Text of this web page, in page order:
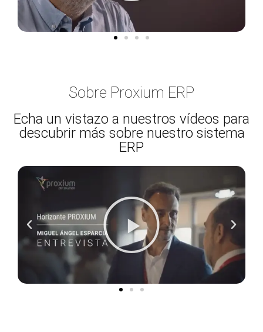
Sobre Proxium ERP
Echa un vistazo a nuestros vídeos para
descubrir más sobre nuestro sistema
ERP